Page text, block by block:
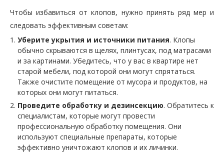
Чтобы избавиться от клопов, нужно принять ряд мер и
следовать эффективным советам:
Уберите укрытия и источники питания. Клопы
обычно скрываются в щелях, плинтусах, под матрасами
и за картинами. Убедитесь, что у вас в квартире нет
старой мебели, под которой они могут спрятаться.
Также очистите помещение от мусора и продуктов, на
которых они могут питаться.
Проведите обработку и дезинсекцию. Обратитесь к
специалистам, которые могут провести
профессиональную обработку помещения. Они
используют специальные препараты, которые
эффективно уничтожают клопов и их личинки.